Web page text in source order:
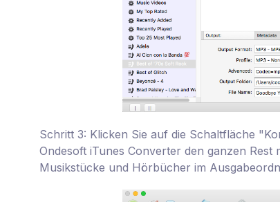
Schritt 3: Klicken Sie auf die Schaltfläche
Ondesoft iTunes Converter den ganzen
Musikstücke und Hörbücher im